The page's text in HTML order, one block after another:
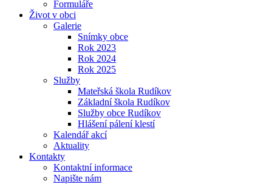
Formuláře
Život v obci
Galerie
Snímky obce
Rok 2023
Rok 2024
Rok 2025
Služby
Mateřská škola Rudíkov
Základní škola Rudíkov
Služby obce Rudíkov
Hlášení pálení klestí
Kalendář akcí
Aktuality
Kontakty
Kontaktní informace
Napište nám